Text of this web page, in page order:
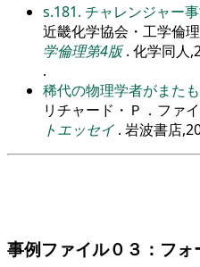
s.181. チャレンジャー
近畿化学協会・工学倫
学倫理第4版. 化学同人
.
稀代の物理学者がまた
リチャード・Ｐ．ファ
トエッセイ . 岩波書店
事例ファイル０３：フ